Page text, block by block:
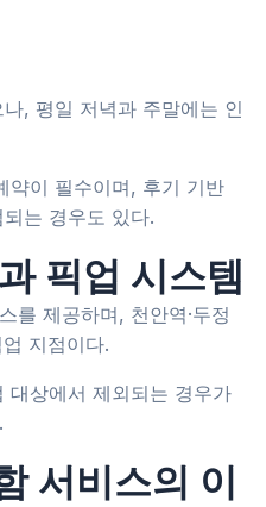
, 평일 저녁과 주말에는 인
약이 필수이며, 후기 기반
는 경우도 있다.
픽업 시스템
를 제공하며, 천안역·두정
지점이다.
대상에서 제외되는 경우가
서비스의 이